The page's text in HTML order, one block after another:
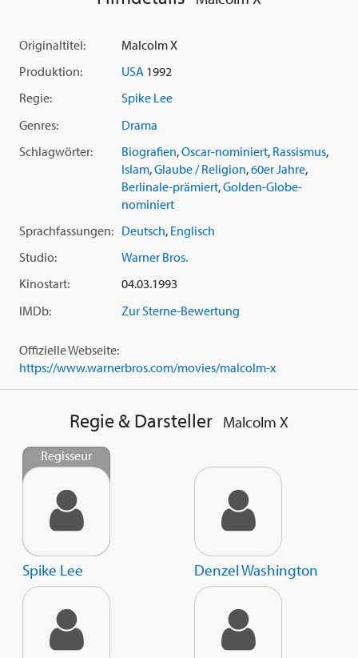
Originaltitel:
Malcolm X
Produktion:
USA 1992
Regie:
Spike Lee
Genres:
Drama
Schlagwörter:
Biografien,Oscar-nominiert, Rassismus,
Islam,Glaube / Religion,60er Jahre,
Berlinale-prämiert,Golden-Globe-
nominiert
Sprachfassungen: Deutsch, Englisch
Studio:
Warner Bros.
Kinostart:
04.03.1993
IMDb:
Zur Sterne-Bewertung
Offizielle Webseite:
https://www.warnerbros.com/movies/malcolm-x
Regie & Darsteller Malcolm X
Regisseur
Spike Lee Denzel Washington